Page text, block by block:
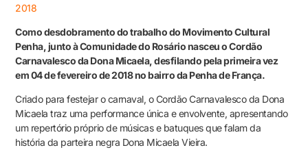
2018
Como desdobramento do trabalho do Movimento Cultural
Penha, junto à Comunidade do Rosário nasceu o Cordão
Carnavalesco da Dona Micaela, desfilando pela primeira vez
em 04 de fevereiro de 2018 no bairro da Penha de França.
Criado para festejar o carnaval, o Cordão Carnavalesco da Dona
Micaela traz uma performance única e envolvente, apresentando
um repertório próprio de músicas e batuques que falam da
história da parteira negra Dona Micaela Vieira.